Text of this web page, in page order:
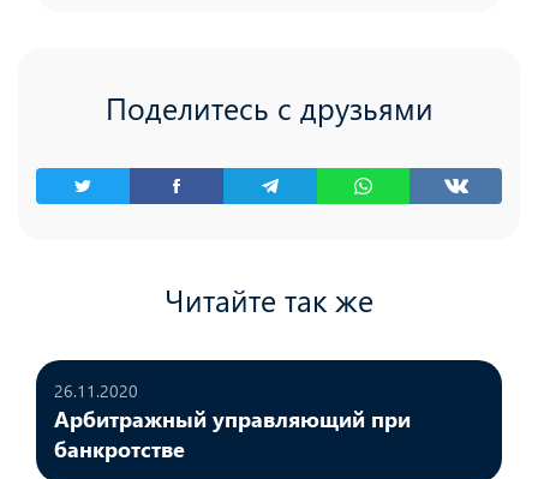
Поделитесь с друзьями
Читайте так же
26.11.2020
Арбитражный управляющий при
банкротстве